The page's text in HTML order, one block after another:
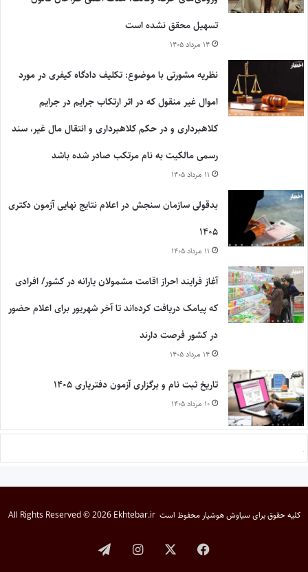
تسهیل محقق نشده است
۱۴ مرداد ۱۴۰۵
نظریه مشورتی با موضوع: تکلیف دادگاه کیفری در مورد
اموال غیر منقول که در اثر ارتکاب جرایم در جرایم
کلاهبرداری و در حکم کلاهبرداری و انتقال مال غیر، سند
رسمی مالکیت به نام مرتکب صادر شده باشد
۱۱ مرداد ۱۴۰۵
بدقولی سازمان سنجش در اعلام نتایج نهایی آزمون دکتری
۱۴۰۵
۱۱ مرداد ۱۴۰۵
آغاز فرایند احراز اقامت مشمولان یارانه در کشور/ افرادی
که پیامک دریافت کرده‌اند تا آخر شهریور برای اعلام حضور
در کشور فرصت دارند
۱۴ مرداد ۱۴۰۵
تاریخ ثبت نام و برگزاری آزمون دفتریاری ۱۴۰۵
۱۰ مرداد ۱۴۰۵
کلیه حقوق برایسیاوش هوشیار محفوظ است All Rights Reserved © 2026 Ekhtebar.ir